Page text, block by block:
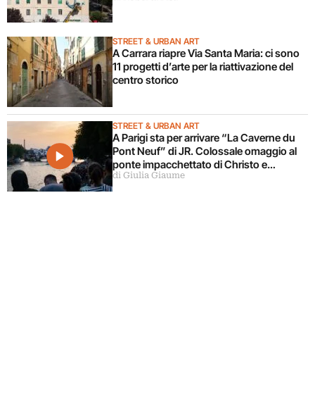
STREET & URBAN ART
A Carrara riapre Via Santa Maria: ci sono
11 progetti d’arte per la riattivazione del
centro storico
STREET & URBAN ART
A Parigi sta per arrivare “La Caverne du
Pont Neuf” di JR. Colossale omaggio al
ponte impacchettato di Christo e
Jeanne-Claude
di Giulia Giaume